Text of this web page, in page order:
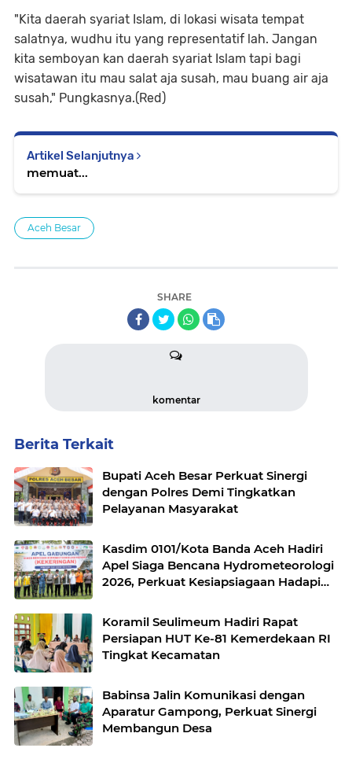
"Kita daerah syariat Islam, di lokasi wisata tempat
salatnya, wudhu itu yang representatif lah. Jangan
kita semboyan kan daerah syariat Islam tapi bagi
wisatawan itu mau salat aja susah, mau buang air aja
susah," Pungkasnya.(Red)
Artikel Selanjutnya
memuat...
Aceh Besar
SHARE
komentar
Berita Terkait
Bupati Aceh Besar Perkuat Sinergi
dengan Polres Demi Tingkatkan
Pelayanan Masyarakat
Kasdim 0101/Kota Banda Aceh Hadiri
Apel Siaga Bencana Hydrometeorologi
2026, Perkuat Kesiapsiagaan Hadapi
Koramil Seulimeum Hadiri Rapat
Persiapan HUT Ke-81 Kemerdekaan RI
Tingkat Kecamatan
Babinsa Jalin Komunikasi dengan
Aparatur Gampong, Perkuat Sinergi
Membangun Desa